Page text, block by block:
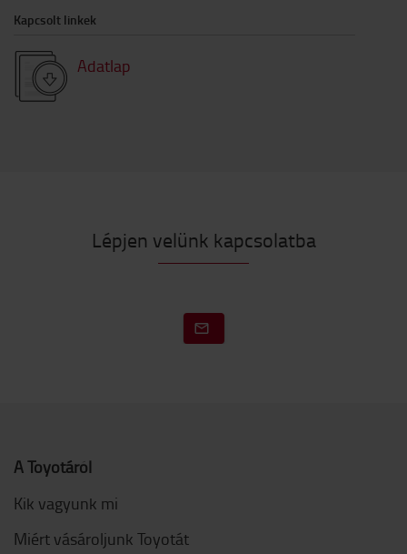
Kapcsolt linkek
Adatlap
Lépjen velünk kapcsolatba
A Toyotáról
Kik vagyunk mi
Miért vásároljunk Toyotát